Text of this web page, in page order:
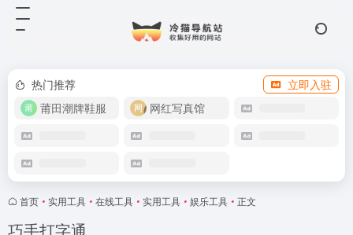
热门推荐
立即入驻
莆田潮牌鞋服
网红写真馆
首页 • 实用工具 • 在线工具 • 实用工具 • 娱乐工具 • 正文
巧手打字通